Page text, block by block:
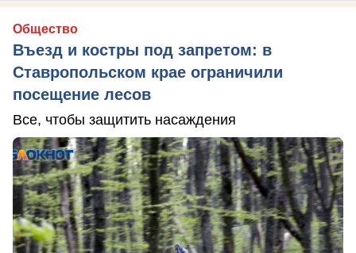
Общество
Въезд и костры под запретом: в
Ставропольском крае ограничили
посещение лесов
Все, чтобы защитить насаждения